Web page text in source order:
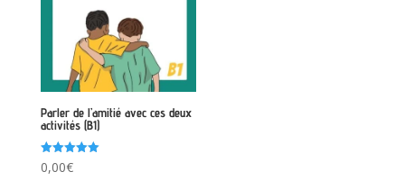
Parler de l’amitié avec ces deux
activités (B1)
Note
5.00
0,00€